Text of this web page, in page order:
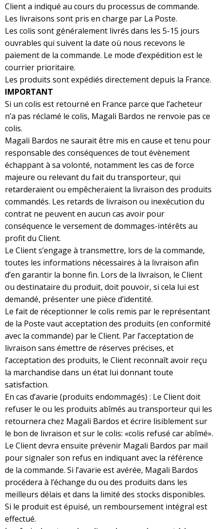
Client a indiqué au cours du processus de commande.
Les livraisons sont pris en charge par La Poste.
Les colis sont généralement livrés dans les 5-15 jours
ouvrables qui suivent la date où nous recevons le
paiement de la commande. Le mode d’expédition est le
courrier prioritaire.
Les produits sont expédiés directement depuis la France.
IMPORTANT
Si un colis est retourné en France parce que l’acheteur
n’a pas réclamé le colis, Magali Bardos ne renvoie pas ce
colis.
Magali Bardos ne saurait être mis en cause et tenu pour
responsable des conséquences de tout évènement
échappant à sa volonté, notamment les cas de force
majeure ou relevant du fait du transporteur, qui
retarderaient ou empêcheraient la livraison des produits
commandés. Les retards de livraison ou inexécution du
contrat ne peuvent en aucun cas avoir pour
conséquence le versement de dommages-intérêts au
profit du Client.
Le Client s’engage à transmettre, lors de la commande,
toutes les informations nécessaires à la livraison afin
d’en garantir la bonne fin. Lors de la livraison, le Client
ou destinataire du produit, doit pouvoir, si cela lui est
demandé, présenter une pièce d’identité.
Le fait de réceptionner le colis remis par le représentant
de la Poste vaut acceptation des produits (en conformité
avec la commande) par le Client. Par l’acceptation de
livraison sans émettre de réserves précises, et
l’acceptation des produits, le Client reconnaît avoir reçu
la marchandise dans un état lui donnant toute
satisfaction.
En cas d’avarie (produits endommagés) : Le Client doit
refuser le ou les produits abîmés au transporteur qui les
retournera chez Magali Bardos et écrire lisiblement sur
le bon de livraison et sur le colis: «colis refusé car abîmé».
Le Client devra ensuite prévenir Magali Bardos par mail
pour signaler son refus en indiquant avec la référence
de la commande. Si l’avarie est avérée, Magali Bardos
procédera à l’échange du ou des produits dans les
meilleurs délais et dans la limité des stocks disponibles.
Si le produit est épuisé, un remboursement intégral est
effectué.